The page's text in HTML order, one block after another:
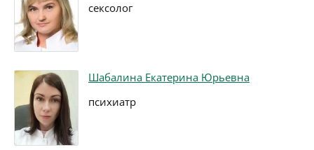
сексолог
Шабалина Екатерина Юрьевна
психиатр